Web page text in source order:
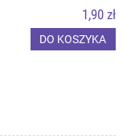
1,90 zł
DO KOSZYKA